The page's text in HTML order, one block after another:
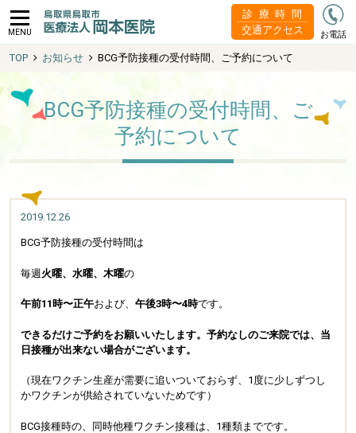
MENU
診療時間
交通アクセス
お電話
TOP お知らせ BCG予防接種の受付時間、ご予約について
BCG予防接種の受付時間、ご
予約について
2019.12.26
BCG予防接種の受付時間は
毎週火曜、水曜、木曜の
午前11時〜正午および、 午後3時〜4時です。
できるだけご予約をお願いいたします。予約なしのご来院では、当
日接種が出来ない場合がございます。
（現在ワクチン生産が需要に追いついておらず、1度に少しずつし
かワクチンが供給されていないためです）
BCG接種時の、同時他種ワクチン接種は、1種類までです。